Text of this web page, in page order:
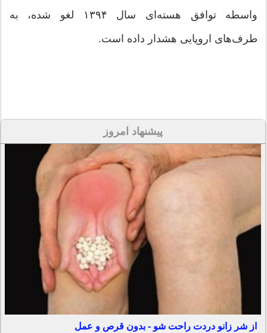
واسطه توافق هسته‌ای سال ۱۳۹۴ لغو شده، به
طرف‌های اروپایی هشدار داده است.
پیشنهاد امروز
از شر زانو دردت راحت شو - بدون قرص و عمل